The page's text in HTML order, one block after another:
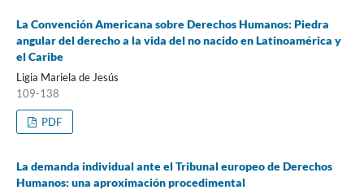
La Convención Americana sobre Derechos Humanos: Piedra
angular del derecho a la vida del no nacido en Latinoamérica y
el Caribe
Ligia Mariela de Jesús
109-138
PDF
La demanda individual ante el Tribunal europeo de Derechos
Humanos: una aproximación procedimental